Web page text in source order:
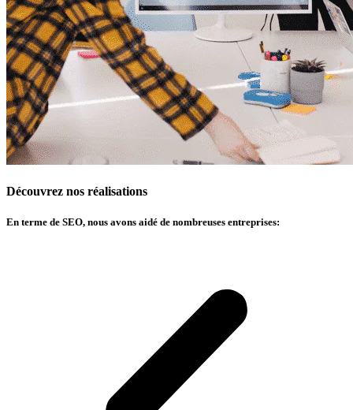
Découvrez nos réalisations
En terme de SEO, nous avons aidé de nombreuses entreprises: